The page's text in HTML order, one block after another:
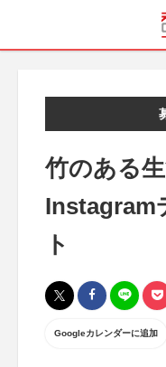
竹のある
Instagram
ト
Googleカレンダーに追加